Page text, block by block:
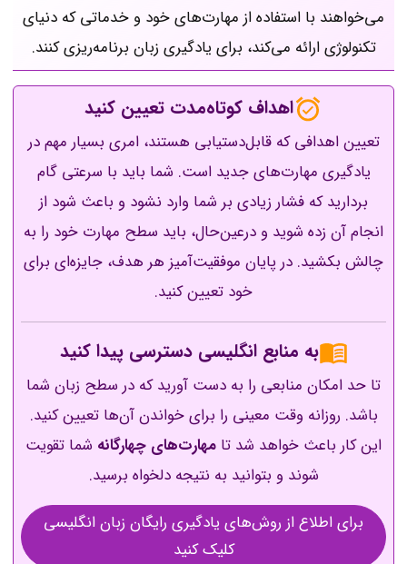
می‌خواهند با استفاده از مهارت‌های خود و خدماتی که دنیای
تکنولوژی ارائه می‌کند، برای یادگیری زبان برنامه‌ریزی کنند.
اهداف کوتاه‌مدت تعیین کنید
تعیین اهدافی که قابل‌دستیابی هستند، امری بسیار مهم در
یادگیری مهارت‌های جدید است. شما باید با سرعتی گام
بردارید که فشار زیادی بر شما وارد نشود و باعث شود از
انجام آن زده شوید و درعین‌حال، باید سطح مهارت خود را به
چالش بکشید. در پایان موفقیت‌آمیز هر هدف، جایزه‌ای برای
خود تعیین کنید.
به منابع انگلیسی دسترسی پیدا کنید
تا حد امکان منابعی را به دست آورید که در سطح زبان شما
باشد. روزانه وقت معینی را برای خواندن آن‌ها تعیین کنید.
این کار باعث خواهد شد تا مهارت‌های چهارگانه شما تقویت
شوند و بتوانید به نتیجه دلخواه برسید.
برای اطلاع از روش‌های یادگیری رایگان زبان انگلیسی
کلیک کنید